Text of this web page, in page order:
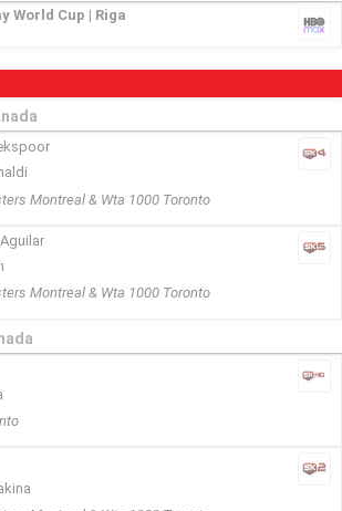
World Cup | Riga
Montreal & Wta 1000 Toronto
Montreal & Wta 1000 Toronto